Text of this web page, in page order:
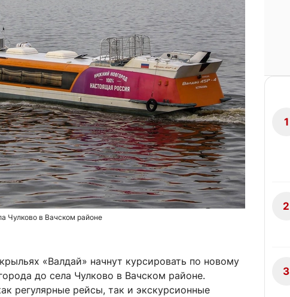
Чулково в Вачском районе
«Валдай» начнут курсировать по новому
до села Чулково в Вачском районе.
регулярные рейсы, так и экскурсионные
1
2
3